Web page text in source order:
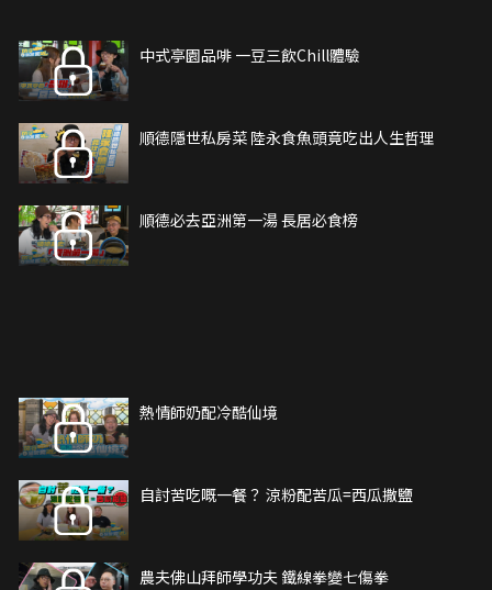
中式亭園品啡 一豆三飲Chill體驗
順德隱世私房菜 陸永食魚頭竟吃出人生哲理
順德必去亞洲第一湯 長居必食榜
熱情師奶配冷酷仙境
自討苦吃嘅一餐？ 涼粉配苦瓜=西瓜撒鹽
農夫佛山拜師學功夫 鐵線拳變七傷拳